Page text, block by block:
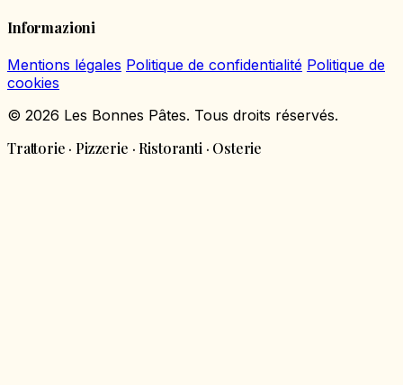
Informazioni
Mentions légales Politique de confidentialité Politique de
cookies
© 2026 Les Bonnes Pâtes. Tous droits réservés.
Trattorie · Pizzerie · Ristoranti · Osterie